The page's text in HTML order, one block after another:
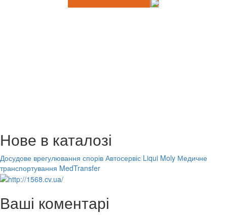
Нове в каталозі
Досудове врегулювання спорів Автосервіс Liqui Moly Медичне
транспортування MedTransfer
Ваші коментарі